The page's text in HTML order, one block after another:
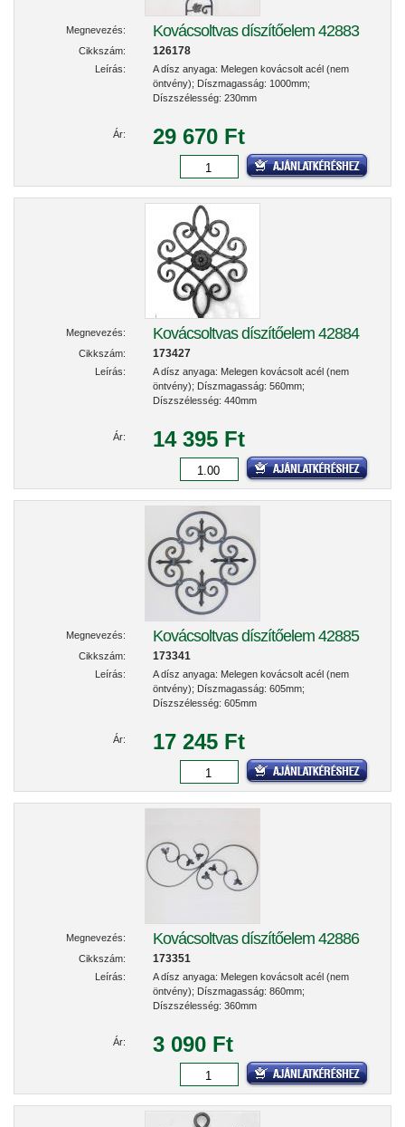
Megnevezés: Kovácsoltvas díszítőelem 42883
Cikkszám: 126178
Leírás:
A dísz anyaga: Melegen kovácsolt acél (nem
öntvény); Díszmagasság: 1000mm;
Díszszélesség: 230mm
Ár: 29 670 Ft
Megnevezés: Kovácsoltvas díszítőelem 42884
Cikkszám: 173427
Leírás:
A dísz anyaga: Melegen kovácsolt acél (nem
öntvény); Díszmagasság: 560mm;
Díszszélesség: 440mm
Ár: 14 395 Ft
Megnevezés: Kovácsoltvas díszítőelem 42885
Cikkszám: 173341
Leírás:
A dísz anyaga: Melegen kovácsolt acél (nem
öntvény); Díszmagasság: 605mm;
Díszszélesség: 605mm
Ár: 17 245 Ft
Megnevezés: Kovácsoltvas díszítőelem 42886
Cikkszám: 173351
Leírás:
A dísz anyaga: Melegen kovácsolt acél (nem
öntvény); Díszmagasság: 860mm;
Díszszélesség: 360mm
Ár: 3 090 Ft